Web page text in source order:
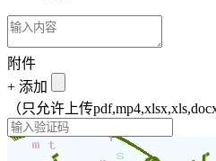
附件
+ 添加
（只允许上传